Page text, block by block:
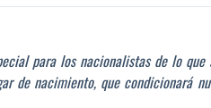
para los nacionalistas de lo
de nacimiento, que condicionará